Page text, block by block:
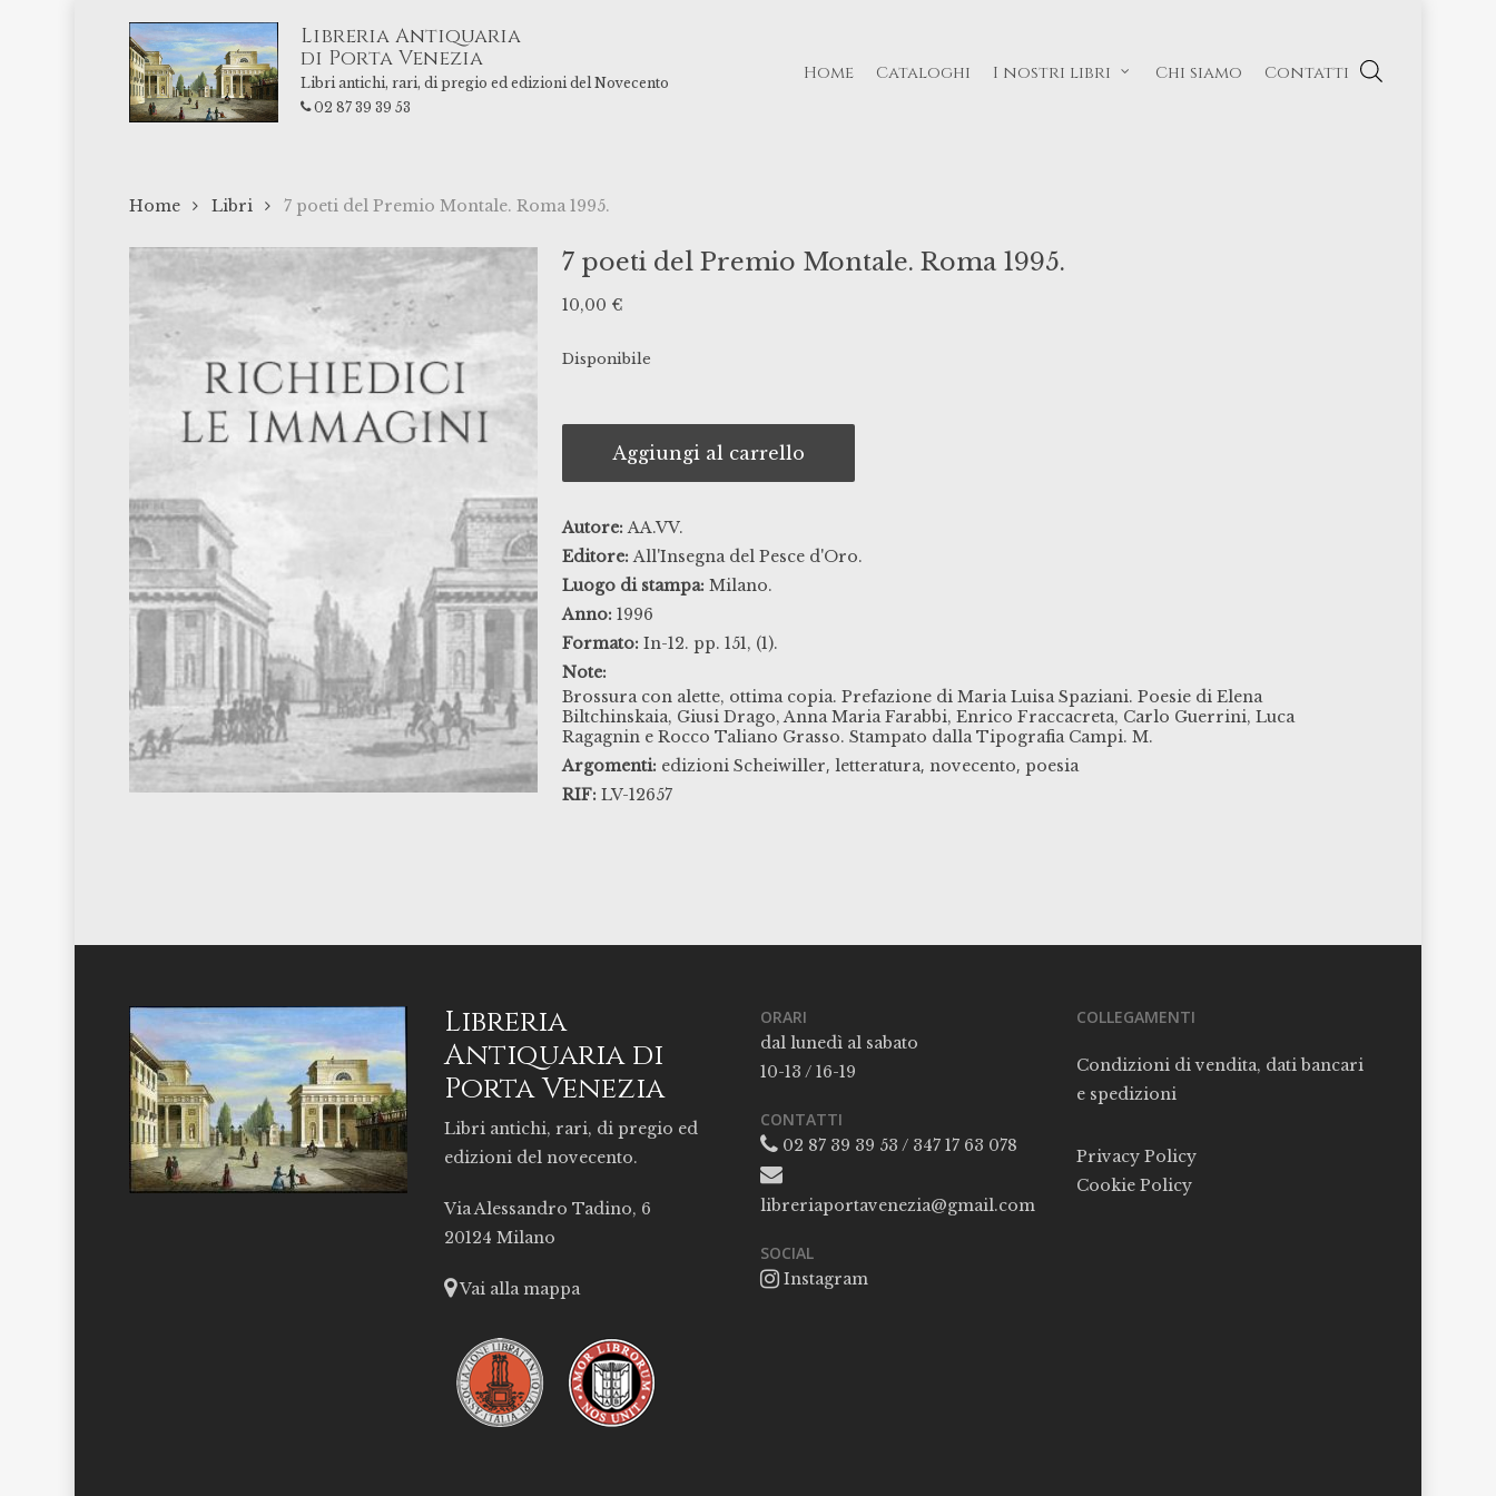
Libreria Antiquaria
di Porta Venezia
Libri antichi, rari, di pregio ed edizioni del Novecento
02 87 39 39 53
Home Cataloghi I nostri libri Chi siamo Contatti
Home Libri 7 poeti del Premio Montale. Roma 1995.
7 poeti del Premio Montale. Roma 1995.
10,00 €
Disponibile
Aggiungi al carrello
Autore: AA.VV.
Editore: All'Insegna del Pesce d'Oro.
Luogo di stampa: Milano.
Anno: 1996
Formato: In-12. pp. 151, (1).
Note:
Brossura con alette, ottima copia. Prefazione di Maria Luisa Spaziani. Poesie di Elena
Biltchinskaia, Giusi Drago, Anna Maria Farabbi, Enrico Fraccacreta, Carlo Guerrini, Luca
Ragagnin e Rocco Taliano Grasso. Stampato dalla Tipografia Campi. M.
Argomenti: edizioni Scheiwiller,letteratura, novecento, poesia
RIF: LV-12657
Libreria
Antiquaria di
Porta Venezia
Libri antichi, rari, di pregio ed
edizioni del novecento.
Via Alessandro Tadino, 6
20124 Milano
Vai alla mappa
ORARI
dal lunedì al sabato
10-13 / 16-19
CONTATTI
02 87 39 39 53 / 347 17 63 078
libreriaportavenezia@gmail.com
SOCIAL
Instagram
COLLEGAMENTI
Condizioni di vendita, dati bancari
e spedizioni
Privacy Policy
Cookie Policy